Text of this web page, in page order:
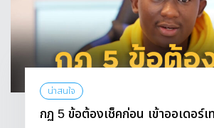
น่าสนใจ
กฏ 5 ข้อต้องเช็คก่อน เข้าออเดอร์เ